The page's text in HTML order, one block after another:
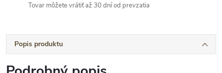
Tovar môžete vrátiť až 30 dní od prevzatia
Popis produktu